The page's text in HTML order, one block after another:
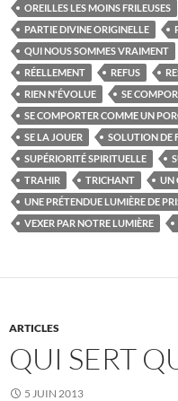
OREILLES LES MOINS FRILEUSES
PARTIE DIVINE ORIGINELLE
QUI NOUS SOMMES VRAIMENT
RÉELLEMENT
REFUS
RIEN N'ÉVOLUE
SE
SE COMPORTER COMME UN
SE LA JOUER
SOLUTION DE
SUPÉRIORITÉ SPIRITUELLE
TRAHIR
TRICHANT UN
UNE PRÉTENDUE LUMIÈRE DE
VEXER PAR NOTRE LUMIÈRE
ARTICLES
QUI SERT
5 JUIN 2013